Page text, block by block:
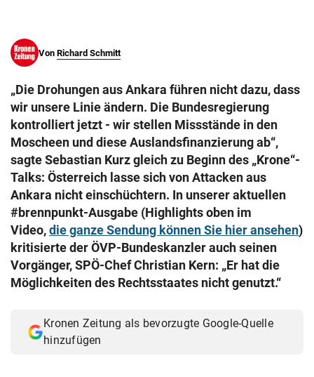
Von Richard Schmitt
„Die Drohungen aus Ankara führen nicht dazu, dass
wir unsere Linie ändern. Die Bundesregierung
kontrolliert jetzt - wir stellen Missstände in den
Moscheen und diese Auslandsfinanzierung ab“,
sagte Sebastian Kurz gleich zu Beginn des „Krone“-
Talks: Österreich lasse sich von Attacken aus
Ankara nicht einschüchtern. In unserer aktuellen
#brennpunkt-Ausgabe (Highlights oben im
Video,die ganze Sendung können Sie hier ansehen)
kritisierte der ÖVP-Bundeskanzler auch seinen
Vorgänger, SPÖ-Chef Christian Kern: „Er hat die
Möglichkeiten des Rechtsstaates nicht genutzt.“
Kronen Zeitung als bevorzugte Google-Quelle
hinzufügen